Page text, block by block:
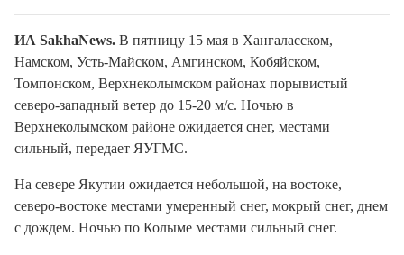
ИА SakhaNews. В пятницу 15 мая в Хангаласском,
Намском, Усть-Майском, Амгинском, Кобяйском,
Томпонском, Верхнеколымском районах порывистый
северо-западный ветер до 15-20 м/с. Ночью в
Верхнеколымском районе ожидается снег, местами
сильный, передает ЯУГМС.
На севере Якутии ожидается небольшой, на востоке,
северо-востоке местами умеренный снег, мокрый снег, днем
с дождем. Ночью по Колыме местами сильный снег.